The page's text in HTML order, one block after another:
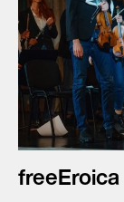
freeEroica